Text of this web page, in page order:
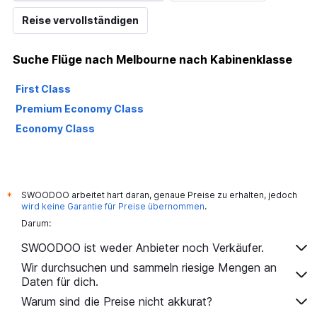
displaying
values.
Range:
5
to
Reise vervollständigen
Suche Flüge nach Melbourne nach Kabinenklasse
First Class
Premium Economy Class
Economy Class
*
SWOODOO arbeitet hart daran, genaue Preise zu erhalten, jedoch
wird keine Garantie für Preise übernommen.
Darum:
SWOODOO ist weder Anbieter noch Verkäufer.
Wir durchsuchen und sammeln riesige Mengen an
Daten für dich.
Warum sind die Preise nicht akkurat?